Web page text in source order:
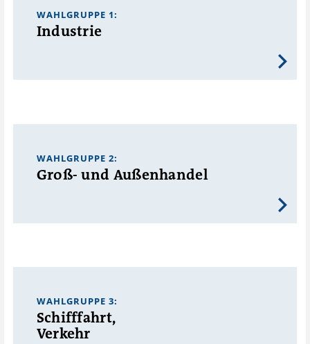
WAHLGRUPPE 1:
Industrie
WAHLGRUPPE 2:
Groß- und Außenhandel
WAHLGRUPPE 3:
Schifffahrt,
Verkehr